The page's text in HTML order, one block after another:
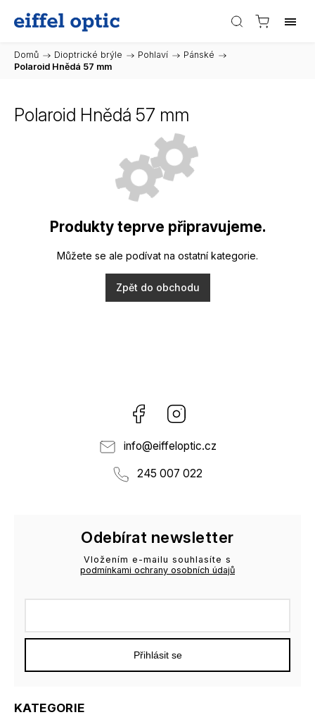
Domů / Dioptrické brýle / Pohlaví / Pánské /
Polaroid Hnědá 57 mm
Polaroid Hnědá 57 mm
Produkty teprve připravujeme.
Můžete se ale podívat na ostatní kategorie.
Zpět do obchodu
Facebook
info@eiffeloptic.cz
245 007 022
KATEGORIE
Odebírat newsletter
Vložením e-mailu souhlasíte s
podmínkami ochrany osobních údajů
Přihlásit se